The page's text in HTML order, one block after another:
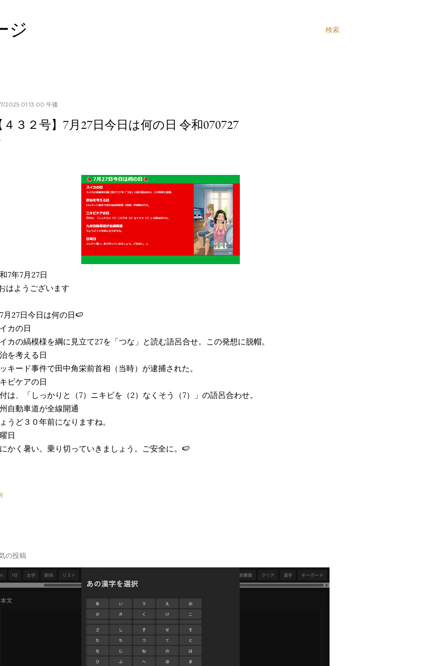
検索
ジ
2025 01:13:00 午後
４３２号】7月27日今日は何の日 令和070727
7年7月27日
はようございます
月27日今日は何の日🍉
カの日
カの縞模様を綱に見立て27を「つな」と読む語呂合せ。この発想に脱帽。
を考える日
キード事件で田中角栄前首相（当時）が逮捕された。
ビケアの日
は、「しっかりと（7）ニキビを（2）なくそう（7）」の語呂合わせ。
自動車道が全線開通
うど３０年前になりますね。
日
かく暑い。乗り切っていきましょう。ご安全に。🍉
の投稿